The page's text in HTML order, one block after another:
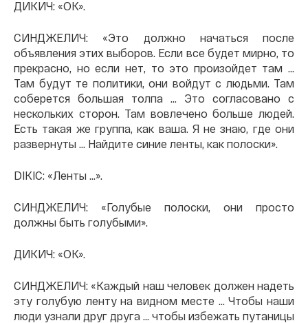
ДИКИЧ: «ОК».
СИНДЖЕЛИЧ: «Это должно начаться после
объявления этих выборов. Если все будет мирно, то
прекрасно, но если нет, то это произойдет там ...
Там будут те политики, они войдут с людьми. Там
соберется большая толпа ... Это согласовано с
нескольких сторон. Там вовлечено больше людей.
Есть такая же группа, как ваша. Я не знаю, где они
развернуты ... Найдите синие ленты, как полоски».
DIKIC: «Ленты ...».
СИНДЖЕЛИЧ: «Голубые полоски, они просто
должны быть голубыми».
ДИКИЧ: «ОК».
СИНДЖЕЛИЧ: «Каждый наш человек должен надеть
эту голубую ленту на видном месте ... Чтобы наши
люди узнали друг друга ... чтобы избежать путаницы